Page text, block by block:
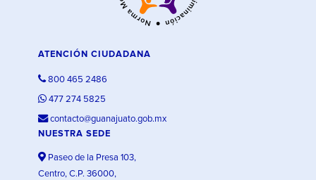
ATENCIÓN CIUDADANA
800 465 2486
477 274 5825
contacto@guanajuato.gob.mx
NUESTRA SEDE
Paseo de la Presa 103,
Centro, C.P. 36000,